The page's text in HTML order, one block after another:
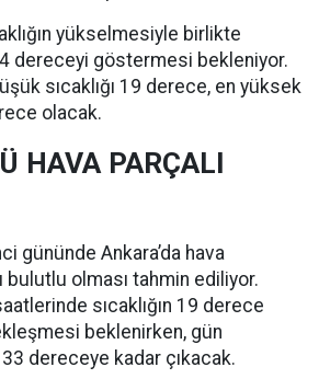
yükselmesiyle birlikte
dereceyi göstermesi bekleniyor.
sıcaklığı 19 derece, en yüksek
olacak.
HAVA PARÇALI
gününde Ankara’da hava
bulutlu olması tahmin ediliyor.
sıcaklığın 19 derece
beklenirken, gün
dereceye kadar çıkacak.